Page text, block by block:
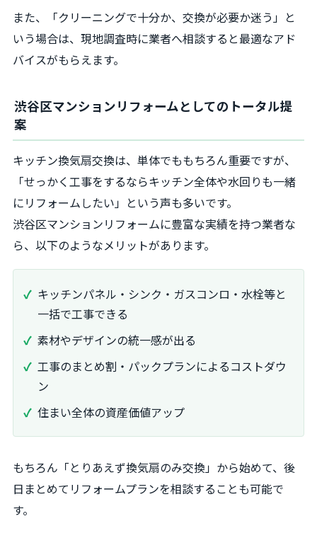
また、「クリーニングで十分か、交換が必要か迷う」と
いう場合は、現地調査時に業者へ相談すると最適なアド
バイスがもらえます。
渋谷区マンションリフォームとしてのトータル提
案
キッチン換気扇交換は、単体でももちろん重要ですが、
「せっかく工事をするならキッチン全体や水回りも一緒
にリフォームしたい」という声も多いです。
渋谷区マンションリフォームに豊富な実績を持つ業者な
ら、以下のようなメリットがあります。
キッチンパネル・シンク・ガスコンロ・水栓等と
一括で工事できる
素材やデザインの統一感が出る
工事のまとめ割・パックプランによるコストダウ
ン
住まい全体の資産価値アップ
もちろん「とりあえず換気扇のみ交換」から始めて、後
日まとめてリフォームプランを相談することも可能で
す。